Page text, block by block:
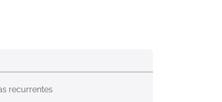
recurrentes